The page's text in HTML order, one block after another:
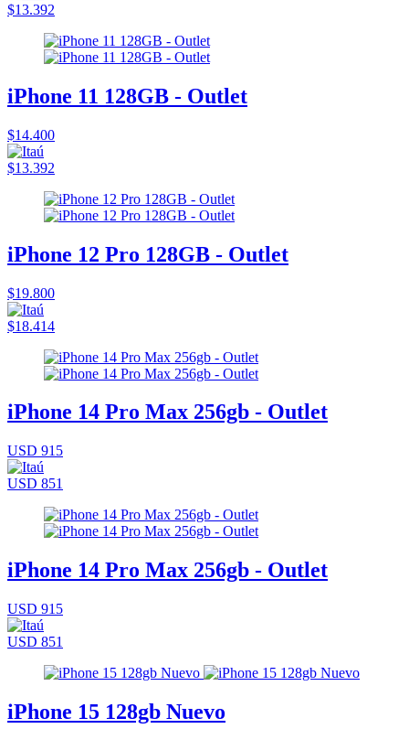
$13.392
iPhone 11 128GB - Outlet
$14.400
$13.392
iPhone 12 Pro 128GB - Outlet
$19.800
$18.414
iPhone 14 Pro Max 256gb - Outlet
USD 915
USD 851
iPhone 14 Pro Max 256gb - Outlet
USD 915
USD 851
iPhone 15 128gb Nuevo